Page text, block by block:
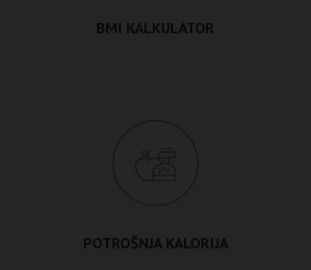
BMI KALKULATOR
POTROŠNJA KALORIJA